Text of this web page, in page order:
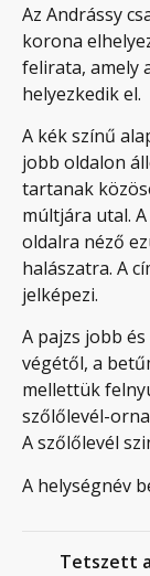
Az Andrássy
korona
felirata, amely
helyezkedik el.
A kék színű
jobb oldalon
tartanak
múltjára utal.
oldalra néző
halászatra. A
jelképezi.
A pajzs jobb
végétől, a
mellettük
szőlőlevél-
A szőlőlevél
A helységnév
Tetszett